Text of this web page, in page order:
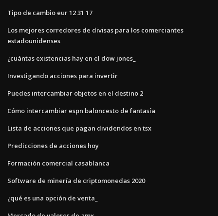
Tipo de cambio eur 12 31 17
Los mejores corredores de divisas para los comerciantes
estadounidenses
¿cuántas existencias hay en el dow jones_
Investigando acciones para invertir
Puedes intercambiar objetos en el destino 2
Cómo intercambiar espn baloncesto de fantasía
Lista de acciones que pagan dividendos en tsx
Predicciones de acciones hoy
Formación comercial casablanca
Software de minería de criptomonedas 2020
¿qué es una opción de venta_